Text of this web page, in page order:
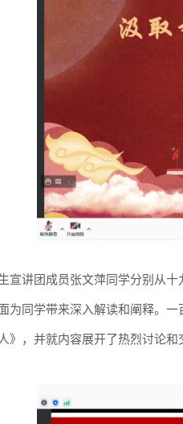
宣讲团成员张文萍同学分别从
为同学带来深入解读和阐释。
》，并就内容展开了热烈讨论和